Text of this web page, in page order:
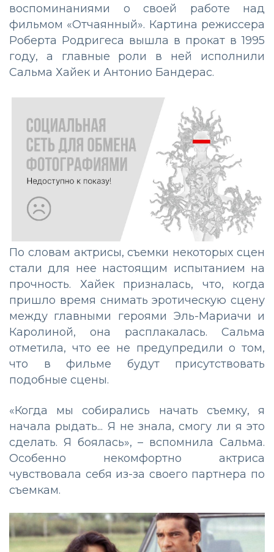
воспоминаниями о своей работе над
фильмом «Отчаянный». Картина режиссера
Роберта Родригеса вышла в прокат в 1995
году, а главные роли в ней исполнили
Сальма Хайек и Антонио Бандерас.
По словам актрисы, съемки некоторых сцен
стали для нее настоящим испытанием на
прочность. Хайек призналась, что, когда
пришло время снимать эротическую сцену
между главными героями Эль-Мариачи и
Каролиной, она расплакалась. Сальма
отметила, что ее не предупредили о том,
что в фильме будут присутствовать
подобные сцены.
«Когда мы собирались начать съемку, я
начала рыдать... Я не знала, смогу ли я это
сделать. Я боялась», – вспомнила Сальма.
Особенно некомфортно актриса
чувствовала себя из-за своего партнера по
съемкам.